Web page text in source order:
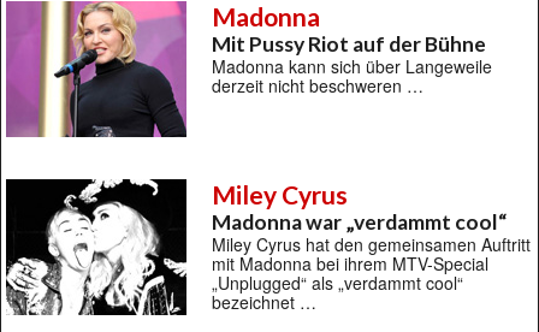
Madonna
Mit Pussy Riot auf der Bühne
Madonna kann sich über Langeweile
derzeit nicht beschweren …
Miley Cyrus
Madonna war „verdammt cool“
Miley Cyrus hat den gemeinsamen Auftritt
mit Madonna bei ihrem MTV-Special
„Unplugged“ als „verdammt cool“
bezeichnet …